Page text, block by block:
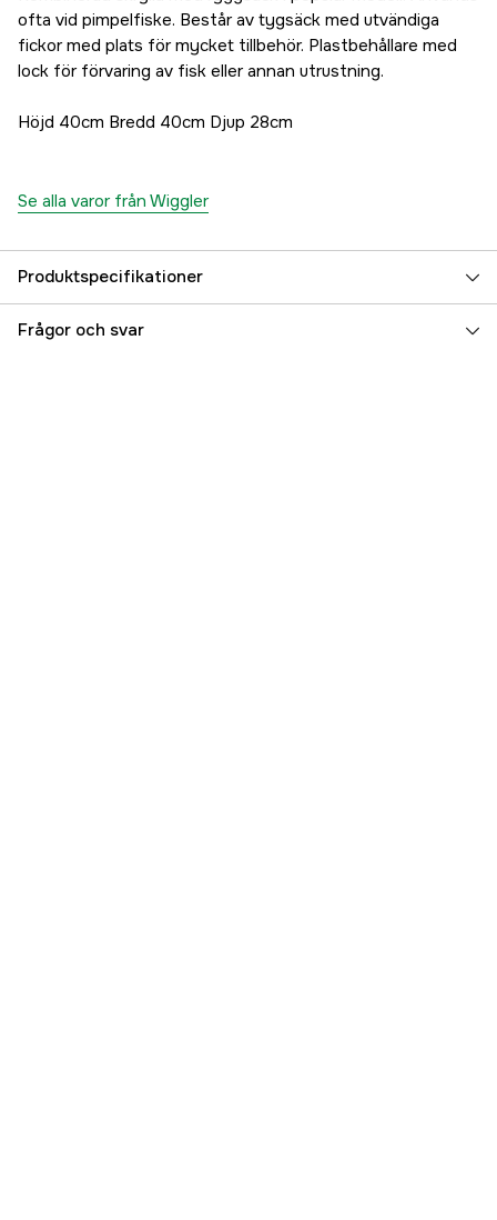
ofta vid pimpelfiske. Består av tygsäck med utvändiga
fickor med plats för mycket tillbehör. Plastbehållare med
lock för förvaring av fisk eller annan utrustning.
Höjd 40cm Bredd 40cm Djup 28cm
Se alla varor från Wiggler
Produktspecifikationer
Referensnummer 5000005361
Frågor och svar